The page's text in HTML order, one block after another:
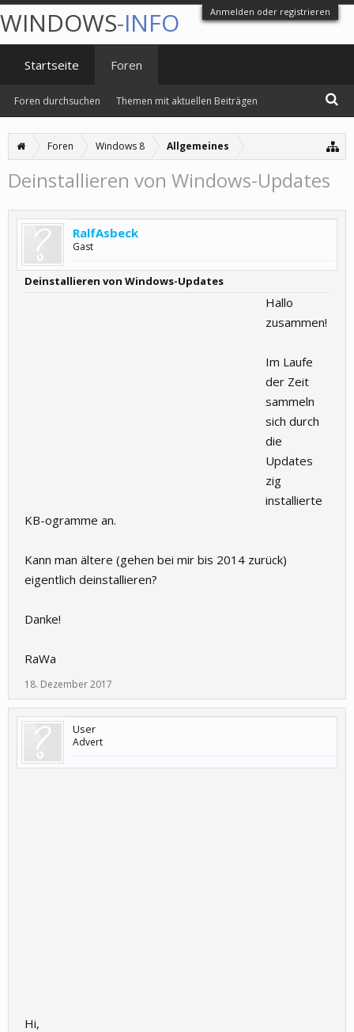
Anmelden oder registrieren
Foren Windows 8 Allgemeines
Deinstallieren von Windows-Updates
RalfAsbeck
Gast
Deinstallieren von Windows-Updates
Hallo
zusammen!
Im Laufe
der Zeit
sammeln
sich durch
die
Updates
zig
installierte
KB-ogramme an.
Kann man ältere (gehen bei mir bis 2014 zurück)
eigentlich deinstallieren?
Danke!
RaWa
18. Dezember 2017
User
Advert
Hi,
WINDOWS-INFO
Startseite Foren
Foren durchsuchen Themen mit aktuellen Beiträgen